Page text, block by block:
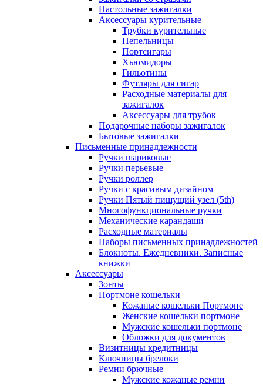
Настольные зажигалки
Аксессуары курительные
Трубки курительные
Пепельницы
Портсигары
Хьюмидоры
Гильотины
Футляры для сигар
Расходные материалы для
зажигалок
Аксессуары для трубок
Подарочные наборы зажигалок
Бытовые зажигалки
Письменные принадлежности
Ручки шариковые
Ручки перьевые
Ручки роллер
Ручки с красивым дизайном
Ручки Пятый пишущий узел (5th)
Многофункциональные ручки
Механические карандаши
Расходные материалы
Наборы письменных принадлежностей
Блокноты. Ежедневники. Записные
книжки
Аксессуары
Зонты
Портмоне кошельки
Кожаные кошельки Портмоне
Женские кошельки портмоне
Мужские кошельки портмоне
Обложки для документов
Визитницы кредитницы
Ключницы брелоки
Ремни брючные
Мужские кожаные ремни